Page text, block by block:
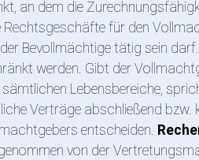
an dem die
für den
Bevollmächtige tätig sein
werden. Gibt der
Lebensbereiche,
Verträge abschließend
entscheiden.
von der